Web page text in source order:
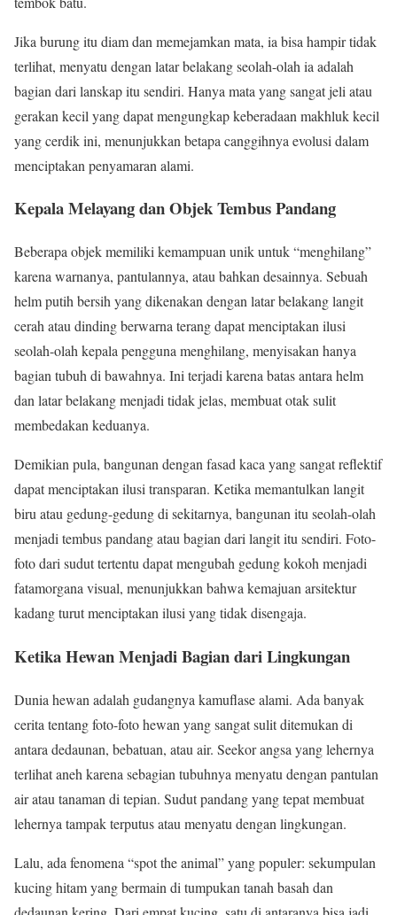
Jika burung itu diam dan memejamkan mata, ia bisa hampir tidak
terlihat, menyatu dengan latar belakang seolah-olah ia adalah
bagian dari lanskap itu sendiri. Hanya mata yang sangat jeli atau
gerakan kecil yang dapat mengungkap keberadaan makhluk kecil
yang cerdik ini, menunjukkan betapa canggihnya evolusi dalam
menciptakan penyamaran alami.
Kepala Melayang dan Objek Tembus Pandang
Beberapa objek memiliki kemampuan unik untuk “menghilang”
karena warnanya, pantulannya, atau bahkan desainnya. Sebuah
helm putih bersih yang dikenakan dengan latar belakang langit
cerah atau dinding berwarna terang dapat menciptakan ilusi
seolah-olah kepala pengguna menghilang, menyisakan hanya
bagian tubuh di bawahnya. Ini terjadi karena batas antara helm
dan latar belakang menjadi tidak jelas, membuat otak sulit
membedakan keduanya.
Demikian pula, bangunan dengan fasad kaca yang sangat reflektif
dapat menciptakan ilusi transparan. Ketika memantulkan langit
biru atau gedung-gedung di sekitarnya, bangunan itu seolah-olah
menjadi tembus pandang atau bagian dari langit itu sendiri. Foto-
foto dari sudut tertentu dapat mengubah gedung kokoh menjadi
fatamorgana visual, menunjukkan bahwa kemajuan arsitektur
kadang turut menciptakan ilusi yang tidak disengaja.
Ketika Hewan Menjadi Bagian dari Lingkungan
Dunia hewan adalah gudangnya kamuflase alami. Ada banyak
cerita tentang foto-foto hewan yang sangat sulit ditemukan di
antara dedaunan, bebatuan, atau air. Seekor angsa yang lehernya
terlihat aneh karena sebagian tubuhnya menyatu dengan pantulan
air atau tanaman di tepian. Sudut pandang yang tepat membuat
lehernya tampak terputus atau menyatu dengan lingkungan.
Lalu, ada fenomena “spot the animal” yang populer: sekumpulan
kucing hitam yang bermain di tumpukan tanah basah dan